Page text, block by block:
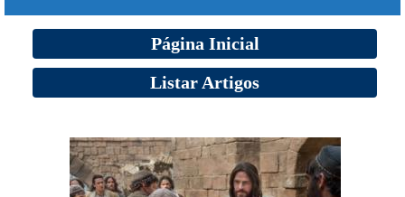
Página Inicial
Listar Artigos